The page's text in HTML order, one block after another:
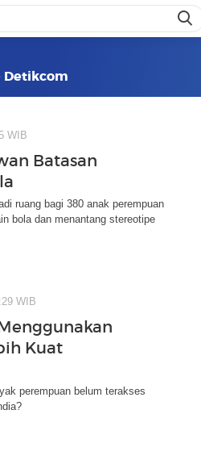
Detikcom
WIB
Batasan
ruang bagi 380 anak perempuan
bola dan menantang stereotipe
WIB
Kuat
perempuan belum terakses